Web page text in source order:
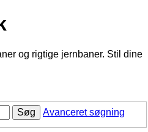
og rigtige jernbaner. Stil dine
Søg Avanceret søgning